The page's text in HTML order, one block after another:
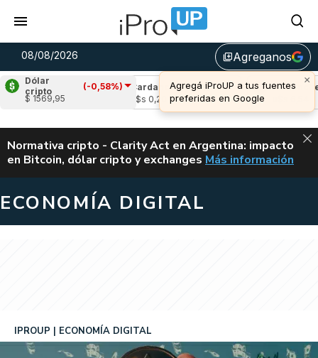
08/08/2026 library_addAgreganos
×
Agregá iProUP a tus fuentes
preferidas en Google
Dólar
cripto
(-0,58%)
$ 1569,95
(1,00%)
Cardano (0,65%)
u$s 0,20
Avalanche
u$s 6,54
ALERTA
Normativa cripto - Clarity Act en Argentina: impacto
en Bitcoin, dólar cripto y exchanges CLARITY ACT EN
Más información
ECONOMÍA DIGITAL
IPROUP ECONOMÍA DIGITAL